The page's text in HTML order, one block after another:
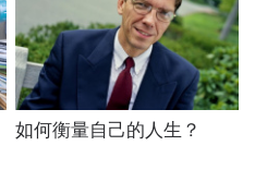
如何衡量自己的人生？